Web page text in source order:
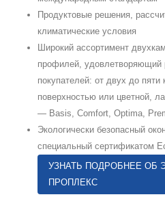
Продуктовые решения,
климатические условия
Широкий ассортимент
профилей, удовлетворяющий
покупателей: от двух до
поверхностью или цветной,
— Basis, Comfort, Optima,
Экологически безопасный
специальный сертификатом
УЗНАТЬ ПОДРОБНЕЕ ОБ
ПРОПЛЕКС